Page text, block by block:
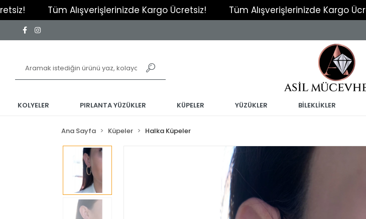
Tüm Alışverişlerinizde Kargo Ücretsiz! Tüm Alışverişlerinizde Kargo Ücretsiz!
KOLYELER PIRLANTA YÜZÜKLER KÜPELER YÜZÜKLER BİLEKLİKLER
Ana Sayfa Küpeler Halka Küpeler